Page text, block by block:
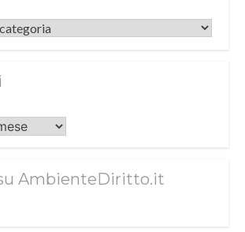
AmbienteDiritto.it